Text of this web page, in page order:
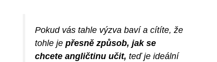
Pokud vás tahle výzva baví a cítíte, že
tohle jepřesně způsob, jak se
chcete angličtinu učit, teď je ideální